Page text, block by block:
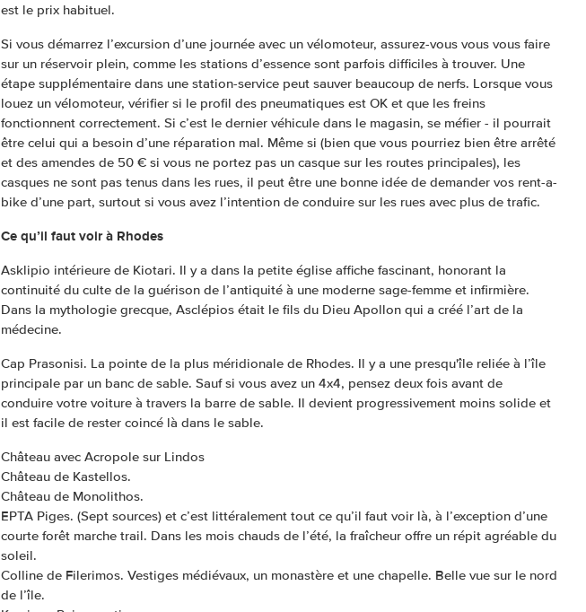
est le prix habituel.
Si vous démarrez l’excursion d’une journée avec un vélomoteur, assurez-vous vous vous faire
sur un réservoir plein, comme les stations d’essence sont parfois difficiles à trouver. Une
étape supplémentaire dans une station-service peut sauver beaucoup de nerfs. Lorsque vous
louez un vélomoteur, vérifier si le profil des pneumatiques est OK et que les freins
fonctionnent correctement. Si c’est le dernier véhicule dans le magasin, se méfier - il pourrait
être celui qui a besoin d’une réparation mal. Même si (bien que vous pourriez bien être arrêté
et des amendes de 50 € si vous ne portez pas un casque sur les routes principales), les
casques ne sont pas tenus dans les rues, il peut être une bonne idée de demander vos rent-a-
bike d’une part, surtout si vous avez l’intention de conduire sur les rues avec plus de trafic.
Ce qu’il faut voir à Rhodes
Asklipio intérieure de Kiotari. Il y a dans la petite église affiche fascinant, honorant la
continuité du culte de la guérison de l’antiquité à une moderne sage-femme et infirmière.
Dans la mythologie grecque, Asclépios était le fils du Dieu Apollon qui a créé l’art de la
médecine.
Cap Prasonisi. La pointe de la plus méridionale de Rhodes. Il y a une presqu'île reliée à l’île
principale par un banc de sable. Sauf si vous avez un 4x4, pensez deux fois avant de
conduire votre voiture à travers la barre de sable. Il devient progressivement moins solide et
il est facile de rester coincé là dans le sable.
Château avec Acropole sur Lindos
Château de Kastellos.
Château de Monolithos.
EPTA Piges. (Sept sources) et c’est littéralement tout ce qu’il faut voir là, à l’exception d’une
courte forêt marche trail. Dans les mois chauds de l’été, la fraîcheur offre un répit agréable du
soleil.
Colline de Filerimos. Vestiges médiévaux, un monastère et une chapelle. Belle vue sur le nord
de l’île.